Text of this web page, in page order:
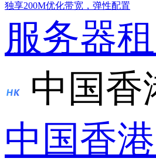
独享200M优化带宽，弹性配置
服务器
中国香
中国香